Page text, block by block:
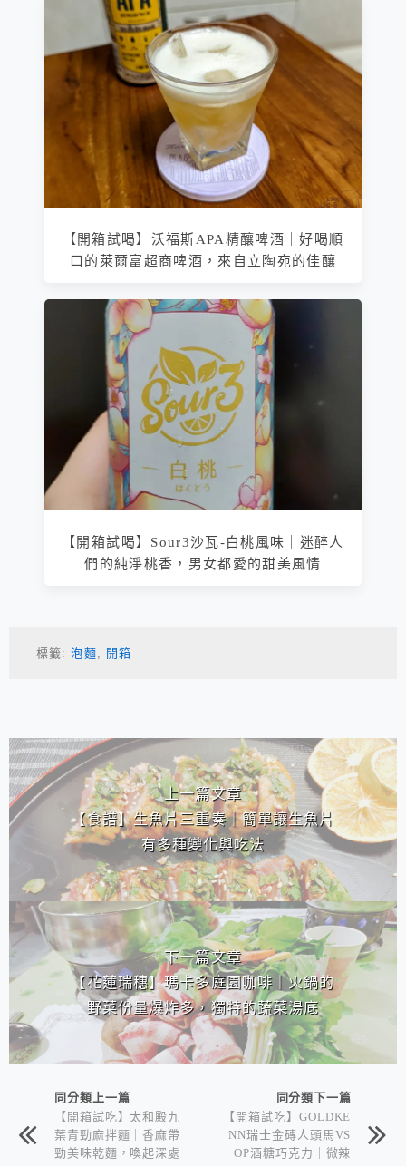
【開箱試喝】沃福斯APA精釀啤酒｜好喝順
口的萊爾富超商啤酒，來自立陶宛的佳釀
【開箱試喝】Sour3沙瓦-白桃風味｜迷醉人
們的純淨桃香，男女都愛的甜美風情
標籤:泡麵 開箱
相連文章
上一篇文章
【食譜】生魚片三重奏｜簡單讓生魚片
有多種變化與吃法
下一篇文章
【花蓮瑞穗】瑪卡多庭園咖啡｜火鍋的
野菜份量爆炸多，獨特的蔬菜湯底
同分類上一篇
【開箱試吃】太和殿九
葉青勁麻拌麵｜香麻帶
勁美味乾麵，喚起深處
同分類下一篇
【開箱試吃】GOLDKE
NN瑞士金磚人頭馬VS
OP酒糖巧克力｜微辣